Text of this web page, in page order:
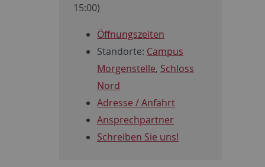
15:00)
Öffnungszeiten
Standorte: Campus
Morgenstelle, Schloss
Nord
Adresse / Anfahrt
Ansprechpartner
Schreiben Sie uns!